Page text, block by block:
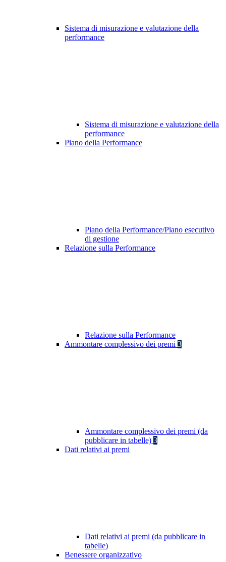
Sistema di misurazione e valutazione della
performance
Sistema di misurazione e valutazione della
performance
Piano della Performance
Piano della Performance/Piano esecutivo
di gestione
Relazione sulla Performance
Relazione sulla Performance
Ammontare complessivo dei premi 3
Ammontare complessivo dei premi (da
pubblicare in tabelle) 3
Dati relativi ai premi
Dati relativi ai premi (da pubblicare in
tabelle)
Benessere organizzativo